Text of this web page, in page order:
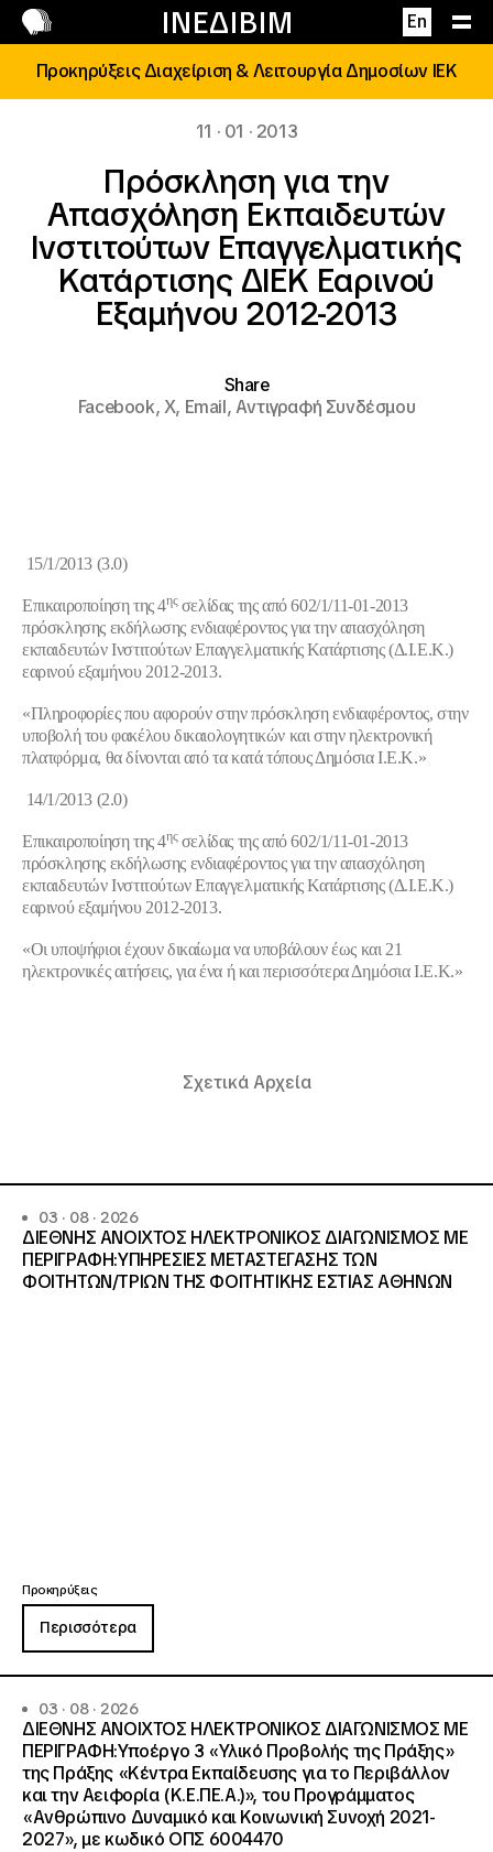
ΙΝΕΔΙΒΙΜ En
Επικοινωνία
Προκηρύξεις Διαχείριση & Λειτουργία Δημοσίων ΙΕΚ
11 · 01 · 2013
Πρόσκληση για την
Απασχόληση Εκπαιδευτών
Ινστιτούτων Επαγγελματικής
Κατάρτισης ΔΙΕΚ Εαρινού
Εξαμήνου 2012-2013
Share
Facebook,X, Email,Αντιγραφή Συνδέσμου
15/1/2013 (3.0)
Επικαιροποίηση της 4ηςσελίδας της από 602/1/11-01-2013
πρόσκλησης εκδήλωσης ενδιαφέροντος για την απασχόληση
εκπαιδευτών Ινστιτούτων Επαγγελματικής Κατάρτισης (Δ.Ι.Ε.Κ.)
εαρινού εξαμήνου 2012-2013.
«Πληροφορίες που αφορούν στην πρόσκληση ενδιαφέροντος, στην
υποβολή του φακέλου δικαιολογητικών και στην ηλεκτρονική
πλατφόρμα, θα δίνονται από τα κατά τόπους Δημόσια Ι.Ε.Κ.»
14/1/2013 (2.0)
Επικαιροποίηση της 4ηςσελίδας της από 602/1/11-01-2013
πρόσκλησης εκδήλωσης ενδιαφέροντος για την απασχόληση
εκπαιδευτών Ινστιτούτων Επαγγελματικής Κατάρτισης (Δ.Ι.Ε.Κ.)
εαρινού εξαμήνου 2012-2013.
«Οι υποψήφιοι έχουν δικαίωμα να υποβάλουν έως και 21
ηλεκτρονικές αιτήσεις, για ένα ή και περισσότερα Δημόσια Ι.Ε.Κ.»
Σχετικά Αρχεία
03 · 08 · 2026
ΔΙΕΘΝΗΣ ΑΝΟΙΧΤΟΣ ΗΛΕΚΤΡΟΝΙΚΟΣ ΔΙΑΓΩΝΙΣΜΟΣ ΜΕ
ΠΕΡΙΓΡΑΦΗ:ΥΠΗΡΕΣΙΕΣ METAΣΤΕΓΑΣΗΣ ΤΩΝ
ΦΟΙΤΗΤΩΝ/ΤΡΙΩΝ ΤΗΣ ΦΟΙΤΗΤΙΚΗΣ ΕΣΤΙΑΣ ΑΘΗΝΩΝ
Προκηρύξεις
Περισσότερα
03 · 08 · 2026
ΔΙΕΘΝΗΣ ΑΝΟΙΧΤΟΣ ΗΛΕΚΤΡΟΝΙΚΟΣ ΔΙΑΓΩΝΙΣΜΟΣ ΜΕ
ΠΕΡΙΓΡΑΦΗ:Υποέργο 3 «Υλικό Προβολής της Πράξης»
της Πράξης «Κέντρα Εκπαίδευσης για το Περιβάλλον
και την Αειφορία (Κ.Ε.ΠΕ.Α.)», του Προγράμματος
«Ανθρώπινο Δυναμικό και Κοινωνική Συνοχή 2021-
2027», με κωδικό ΟΠΣ 6004470